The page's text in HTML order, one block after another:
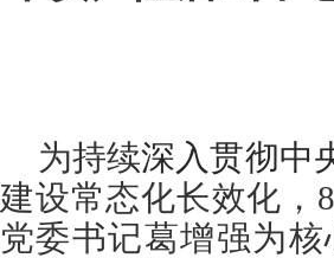
为持续深入贯彻中
建设常态化长效化，
党委书记葛增强为